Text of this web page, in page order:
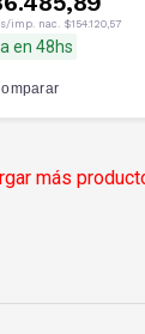
imp. nac. $154.120,57
en 48hs
más